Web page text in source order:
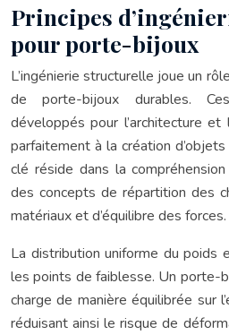
Principes
pour porte-bijoux
L’ingénierie structurelle joue un
de porte-bijoux durables.
développés pour l’architecture et
parfaitement à la création
clé réside dans la
des concepts de répartition des
matériaux et d’équilibre des forces.
La distribution uniforme du poids
les points de faiblesse. Un porte-
charge de manière équilibrée sur
réduisant ainsi le risque de